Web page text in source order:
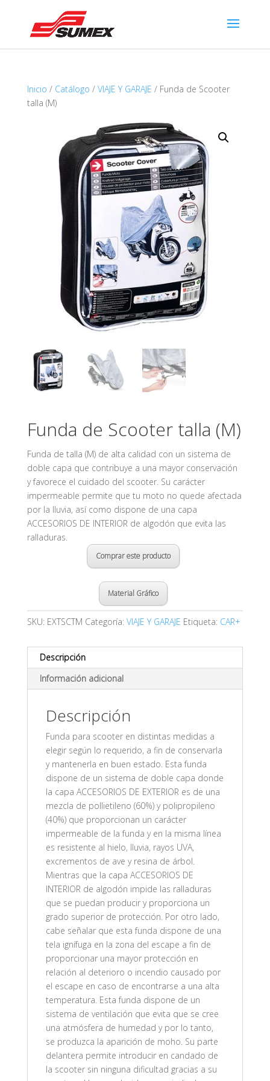
Inicio / Catálogo / VIAJE Y GARAJE / Funda de Scooter
talla (M)
Funda de Scooter talla (M)
Funda de talla (M) de alta calidad con un sistema de
doble capa que contribuye a una mayor conservación
y favorece el cuidado del scooter. Su carácter
impermeable permite que tu moto no quede afectada
por la lluvia, así como dispone de una capa
ACCESORIOS DE INTERIOR de algodón que evita las
ralladuras.
Comprar este producto
Material Gráfico
SKU: EXTSCTM Categoría: VIAJE Y GARAJE Etiqueta: CAR+
Descripción
Información adicional
Descripción
Funda para scooter en distintas medidas a
elegir según lo requerido, a fin de conservarla
y mantenerla en buen estado. Esta funda
dispone de un sistema de doble capa donde
la capa ACCESORIOS DE EXTERIOR es de una
mezcla de pollietileno (60%) y polipropileno
(40%) que proporcionan un carácter
impermeable de la funda y en la misma línea
es resistente al hielo, lluvia, rayos UVA,
excrementos de ave y resina de árbol.
Mientras que la capa ACCESORIOS DE
INTERIOR de algodón impide las ralladuras
que se puedan producir y proporciona un
grado superior de protección. Por otro lado,
cabe señalar que esta funda dispone de una
tela ignífuga en la zona del escape a fin de
proporcionar una mayor protección en
relación al deterioro o incendio causado por
el escape en caso de encontrarse a una alta
temperatura. Esta funda dispone de un
sistema de ventilación que evita que se cree
una atmósfera de humedad y por lo tanto,
se produzca la aparición de moho. Su parte
delantera permite introducir en candado de
la scooter sin ninguna dificultad gracias a su